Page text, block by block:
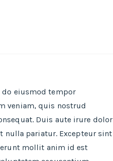
eiusmod tempor
veniam, quis nostrud
Duis aute irure dolor
nulla pariatur. Excepteur sint
mollit anim id est